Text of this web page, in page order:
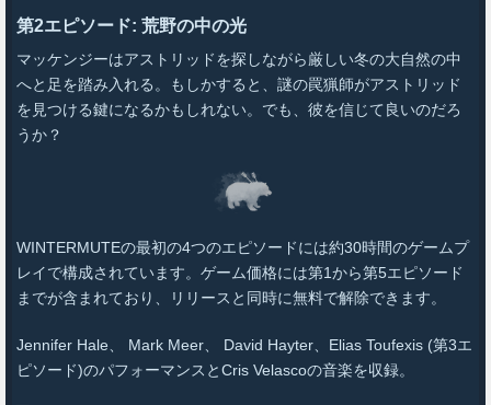
第2エピソード: 荒野の中の光
マッケンジーはアストリッドを探しながら厳しい冬の大自然の中
へと足を踏み入れる。もしかすると、謎の罠猟師がアストリッド
を見つける鍵になるかもしれない。でも、彼を信じて良いのだろ
うか？
WINTERMUTEの最初の4つのエピソードには約30時間のゲームプ
レイで構成されています。ゲーム価格には第1から第5エピソード
までが含まれており、リリースと同時に無料で解除できます。
Jennifer Hale、 Mark Meer、 David Hayter、Elias Toufexis (第3エ
ピソード)のパフォーマンスとCris Velascoの音楽を収録。